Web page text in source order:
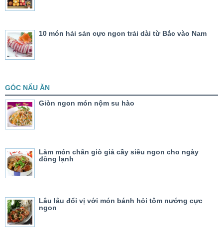
10 món hải sản cực ngon trải dài từ Bắc vào Nam
GÓC NẤU ĂN
Giòn ngon món nộm su hào
Làm món chân giò giả cầy siêu ngon cho ngày
đông lạnh
Lâu lâu đổi vị với món bánh hỏi tôm nướng cực
ngon